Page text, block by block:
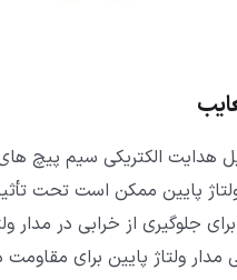
هدایت الکتریکی سیم پیچ های
پایین ممکن است تحت تأثیر
جلوگیری از خرابی در مدار
ولتاژ پایین برای مقاومت